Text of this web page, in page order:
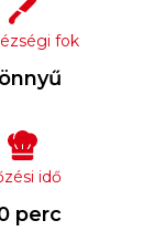
fok
idő
perc